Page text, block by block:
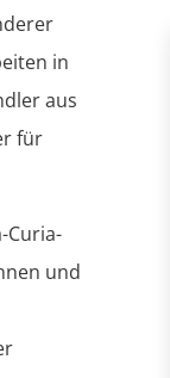
in
aus
für
Curia-
und